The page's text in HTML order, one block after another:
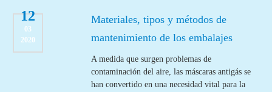
12
03
2020
Materiales, tipos y métodos de
mantenimiento de los embalajes
A medida que surgen problemas de
contaminación del aire, las máscaras antigás se
han convertido en una necesidad vital para la